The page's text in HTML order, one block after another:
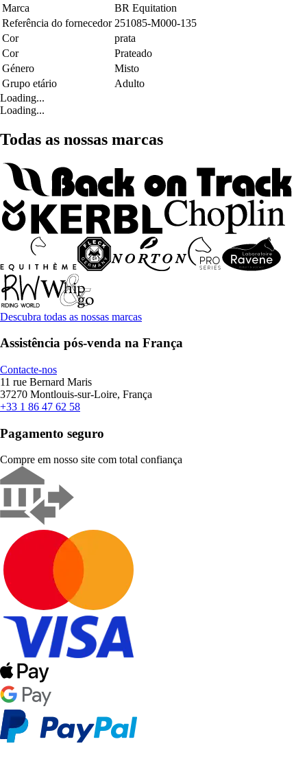
Marca
BR Equitation
Referência do fornecedor 251085-M000-135
Cor
prata
Cor
Prateado
Género
Misto
Grupo etário
Adulto
Loading...
Loading...
Todas as nossas marcas
Descubra todas as nossas marcas
Assistência pós-venda na França
Contacte-nos
11 rue Bernard Maris
37270 Montlouis-sur-Loire, França
+33 1 86 47 62 58
Pagamento seguro
Compre em nosso site com total confiança